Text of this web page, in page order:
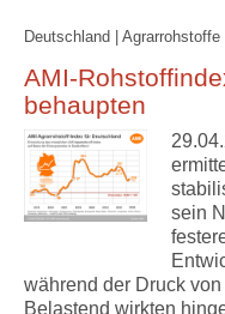
Deutschland | Agrarrohstoffe
AMI-
behaupten
sein
während der Druck
Belastend wirkten